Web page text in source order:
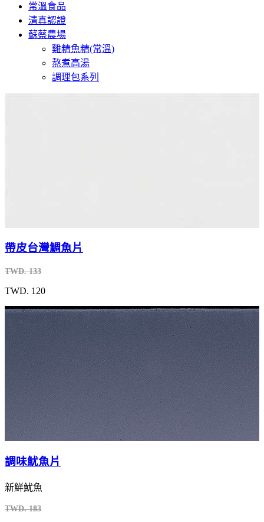
常溫食品
清真認證
蘇蔡農場
雞精魚精(常溫)
熬煮高湯
調理包系列
帶皮台灣鯛魚片
TWD. 133
TWD. 120
調味魷魚片
新鮮魷魚
TWD. 183